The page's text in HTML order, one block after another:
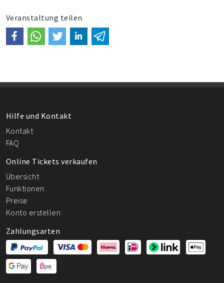
Veranstaltung teilen
Hilfe und Kontakt
Kontakt
FAQ
Online Tickets verkaufen
Übersicht
Funktionen
Preise
Konto erstellen
Zahlungsarten